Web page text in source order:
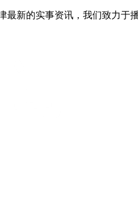
新的实事资讯，我们致力于